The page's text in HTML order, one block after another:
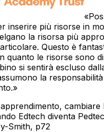
inserire più risorse in
la risorsa più
Questo è
quanto le risorse sono
si sentirà escluso
la
cambiare
Edtech diventa
Smith, p72